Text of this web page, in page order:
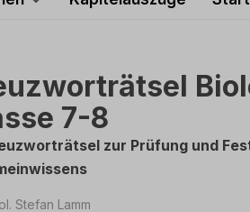
7-8
zur Prüfung und
Stefan Lamm